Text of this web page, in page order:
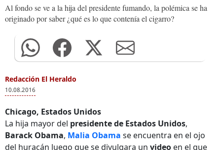
Al fondo se ve a la hija del presidente fumando, la polémica se ha
originado por saber ¿qué es lo que contenía el cigarro?
Redacción El Heraldo
10.08.2016
Chicago, Estados Unidos
La hija mayor del presidente de Estados Unidos,
Barack Obama, Malia Obama se encuentra en el ojo
del huracán luego que se divulgara un video en el que